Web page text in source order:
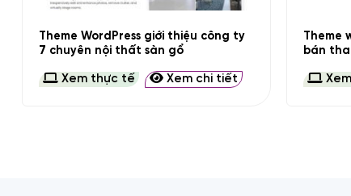
Theme WordPress giới thiệu công ty
7 chuyên nội thất sàn gổ
Xem thực tế Xem chi tiết
Theme
bán